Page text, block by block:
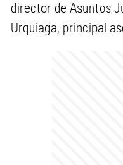
director de Asuntos
Urquiaga, principal